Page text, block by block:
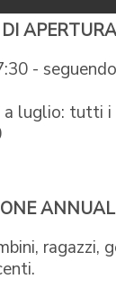
APERTURA
-
a luglio: tutti
ragazzi,